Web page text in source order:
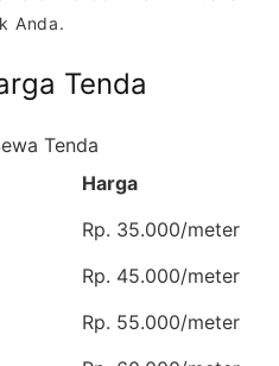
Anda.
Tenda
Tenda
Harga
Rp. 35.000/meter
Rp. 45.000/meter
Rp. 55.000/meter